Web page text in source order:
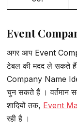
Event
अगर आप Event
टेबल की मदद ले सकते
Company Name
चुन सकते हैं । वर्तमान
शादियों तक, Event
रही है ।